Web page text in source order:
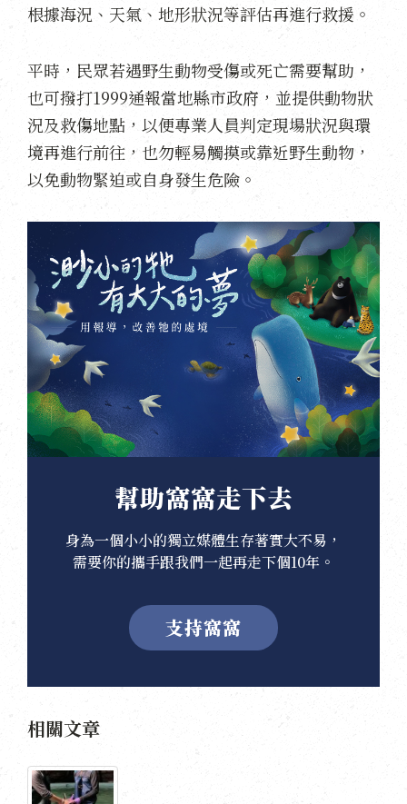
根據海況、天氣、地形狀況等評估再進行救援。
平時，民眾若遇野生動物受傷或死亡需要幫助，
也可撥打1999通報當地縣市政府，並提供動物狀
況及救傷地點，以便專業人員判定現場狀況與環
境再進行前往，也勿輕易觸摸或靠近野生動物，
以免動物緊迫或自身發生危險。
幫助窩窩走下去
身為一個小小的獨立媒體生存著實大不易，
需要你的攜手跟我們一起再走下個10年。
支持窩窩
相關文章